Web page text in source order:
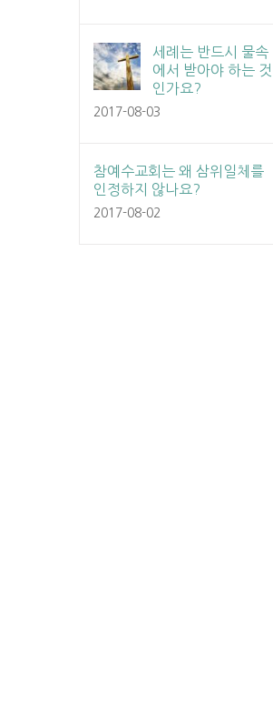
FAQ 간증-메인화면 미분류
세례는 반드시 물속
에서 받아야 하는 것
인가요?
2017-08-03
참예수교회는 왜 삼위일체를
인정하지 않나요?
2017-08-02